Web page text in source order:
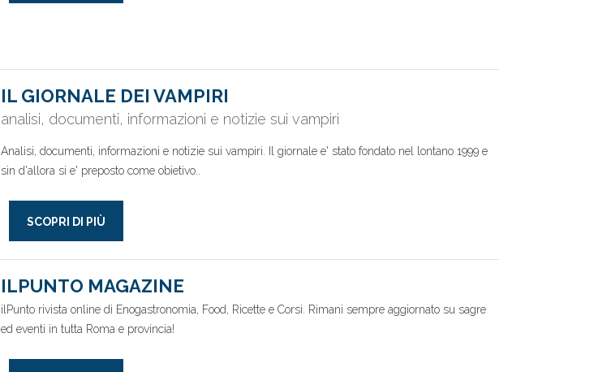
IL GIORNALE DEI VAMPIRI
analisi, documenti, informazioni e notizie sui vampiri
Analisi, documenti, informazioni e notizie sui vampiri. Il giornale e' stato fondato nel lontano 1999 e
sin d'allora si e' preposto come obietivo..
SCOPRI DI PIÙ
ILPUNTO MAGAZINE
ilPunto rivista online di Enogastronomia, Food, Ricette e Corsi. Rimani sempre aggiornato su sagre
ed eventi in tutta Roma e provincia!